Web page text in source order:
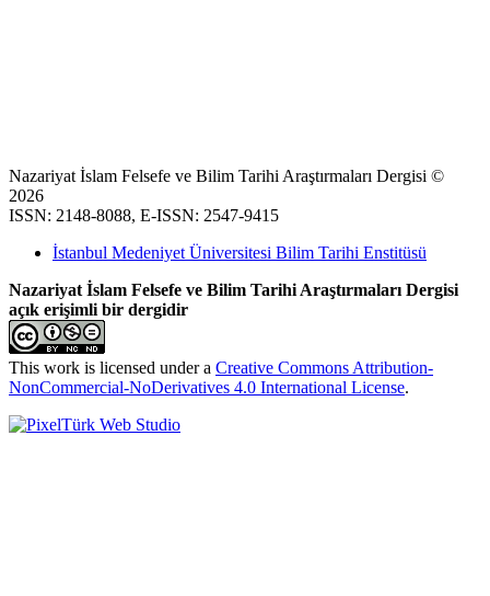
Nazariyat İslam Felsefe ve Bilim Tarihi Araştırmaları Dergisi ©
2026
ISSN: 2148-8088, E-ISSN: 2547-9415
İstanbul Medeniyet Üniversitesi Bilim Tarihi Enstitüsü
Nazariyat İslam Felsefe ve Bilim Tarihi Araştırmaları Dergisi
açık erişimli bir dergidir
This work is licensed under a Creative Commons Attribution-
NonCommercial-NoDerivatives 4.0 International License.